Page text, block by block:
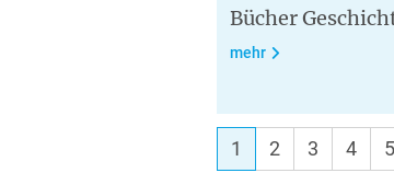
Bücher
mehr
1 2 3 4 5